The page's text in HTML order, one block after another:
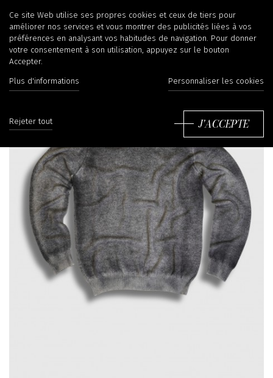
Ce site Web utilise ses propres cookies et ceux de tiers pour
améliorer nos services et vous montrer des publicités liées à vos
préférences en analysant vos habitudes de navigation. Pour donner
votre consentement à son utilisation, appuyez sur le bouton
Accepter.
Plus d'informations Personnaliser les cookies
Rejeter tout J'ACCEPTE